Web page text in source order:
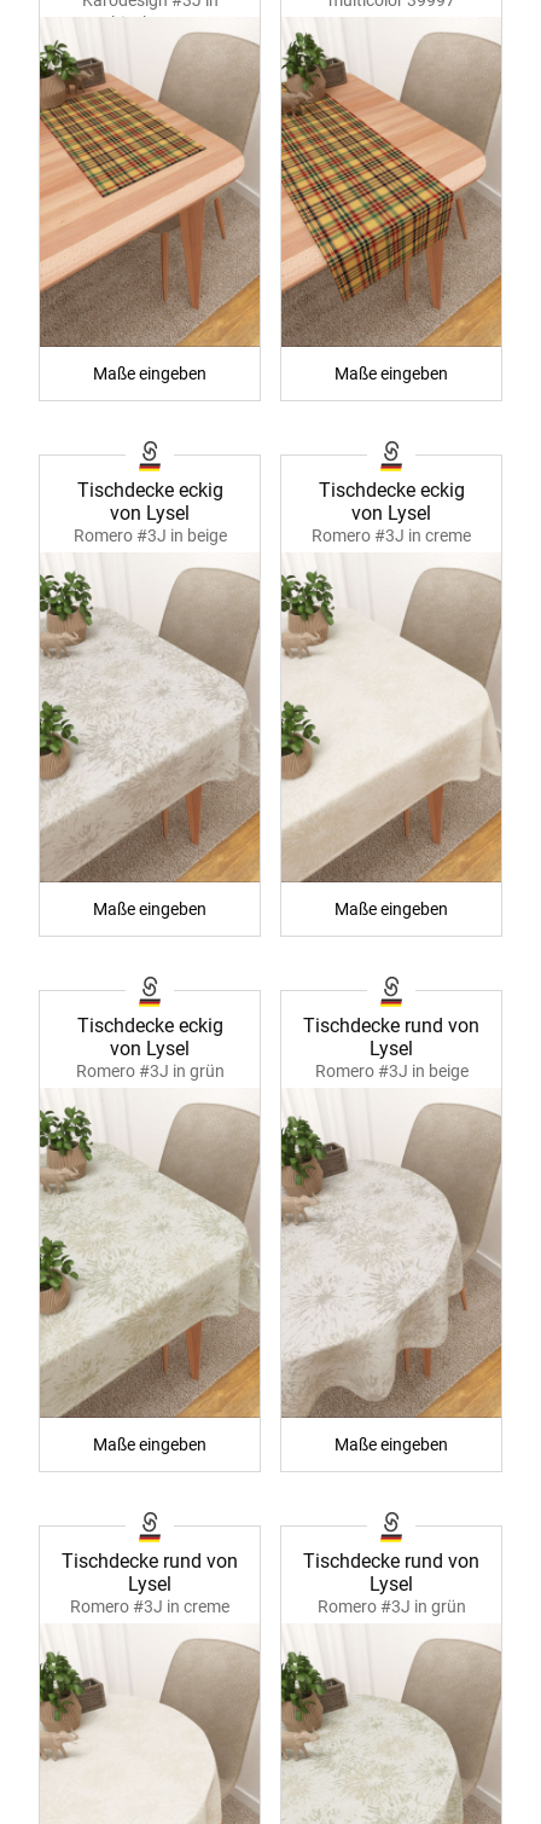
multicolor 39996
Maße eingeben Maße eingeben
Tischdecke eckig
von Lysel
Romero #3J in beige
40050
Maße eingeben
Tischdecke eckig
von Lysel
Romero #3J in creme
40050
Maße eingeben
Tischdecke eckig
von Lysel
Romero #3J in grün
40050
Maße eingeben
Tischdecke rund von
Lysel
Romero #3J in beige
40051
Maße eingeben
Tischdecke rund von
Lysel
Romero #3J in creme
40051
Tischdecke rund von
Lysel
Romero #3J in grün
40051